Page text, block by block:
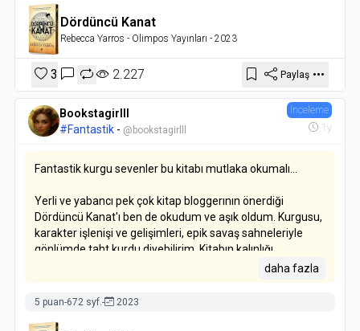
Dördüncü Kanat
Rebecca Yarros - Olimpos Yayınları - 2023
3 2.227 Paylaş
Bookstagirlll
#Fantastik - @bookstagirlll
İnceleme
1y
Fantastik kurgu sevenler bu kitabı mutlaka okumalı...
Yerli ve yabancı pek çok kitap bloggerının önerdiği
Dördüncü Kanat'ı ben de okudum ve aşık oldum. Kurgusu,
karakter işlenişi ve gelişimleri, epik savaş sahneleriyle
gönlümde taht kurdu diyebilirim. Kitabın kalınlığı
gözünüzü korkutmasın, o kadar akıcı ki bitmesin diye
Özellikle finale doğru yetişkin içerikli sahneler içerdiği
daha fazla
5 puan-672 syf. - 2023